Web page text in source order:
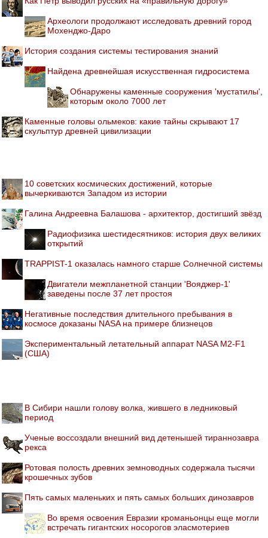
Археологи продолжают исследовать древний город
Мохенджо-Даро
История создания системы тестирования знаний
Найдена древнейшая искусственная гидросистема
Обнаружены каменные сооружения 'мустатилы',
которым около 7000 лет
Каменные головы ольмеков: какие тайны скрывают 17
скульптур древней цивилизации
10 советских космических достижений, которые
вычеркиваются Западом из истории
Галина Андреевна Балашова - архитектор, достигший звёзд
Радиофизика шестидесятников: история двух великих
открытий
TRAPPIST-1 оказалась намного старше Солнечной системы
Двигатели межпланетной станции 'Вояджер-1'
заведены после 37 лет простоя
Негативные последствия длительного пребывания в
космосе доказаны NASA на примере близнецов
Экспериментальный летательный аппарат NASA M2-F1
(США)
В Сибири нашли голову волка, жившего в ледниковый
период
Ученые воссоздали внешний вид детенышей тираннозавра
рекса
Ротовая полость древних земноводных содержала тысячи
крошечных зубов
Пять самых маленьких и пять самых больших динозавров
Во время освоения Евразии кроманьонцы еще могли
встречать гигантских носорогов эласмотериев